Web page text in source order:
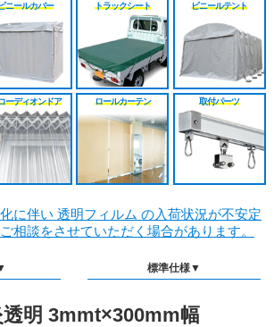
ニールカバー トラックシート ビニールテント
ーディオンドア ロールカーテン 取付パーツ
に伴い 透明フィルム の入荷状況が不安定
相談をさせていただく場合があります。
標準仕様▼
明 3mmt×300mm幅